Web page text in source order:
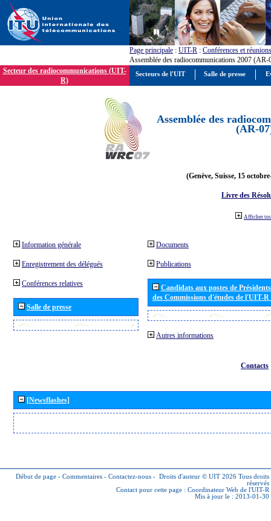
Page principale : UIT-R : Conférences et réunions
Assemblée des radiocommunications 2007 (AR-
Secteur des radiocommunications (UIT-
R)
Assemblée des
(AR-
(Genève, Suisse, 15
Livre des
Afficher
Information générale
Enregistrement des délégués
Conférences relatives
Salle de presse
Documents
Publications
Candidats aux postes de
des Commissions d'études de l'UIT-
Autres informations
Contacts
[Newsflashes]
Début de page - Commentaires - Contactez-nous - Droits d'auteur © UIT 2026 Tous droits
réservés
Contact pour cette page : Coordinateur Web de l'UIT-R
Mis à jour le : 2013-01-30
Secteurs de l'UIT Salle de presse